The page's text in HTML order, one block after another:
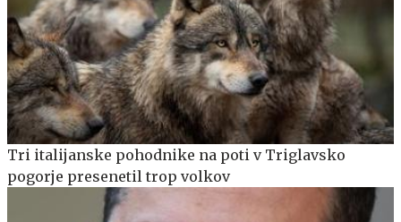
Tri italijanske pohodnike na poti v Triglavsko
pogorje presenetil trop volkov